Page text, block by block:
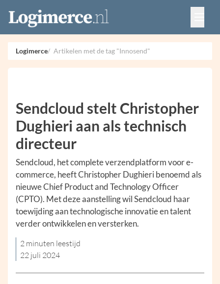
Vacatures
Events
Adverteren
Partners
Logimerce Artikelen met de tag "Innosend"
Sendcloud stelt Christopher
Dughieri aan als technisch
directeur
Sendcloud, het complete verzendplatform voor e-
commerce, heeft Christopher Dughieri benoemd als
nieuwe Chief Product and Technology Officer
(CPTO). Met deze aanstelling wil Sendcloud haar
toewijding aan technologische innovatie en talent
verder ontwikkelen en versterken.
2 minuten leestijd
22 juli 2024